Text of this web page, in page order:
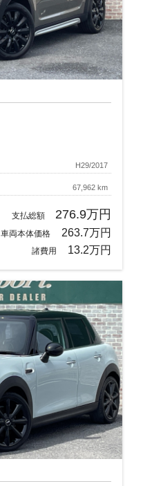
H29/2017
67,962 km
支払総額 276.9万円
車両本体価格 263.7万円
諸費用 13.2万円